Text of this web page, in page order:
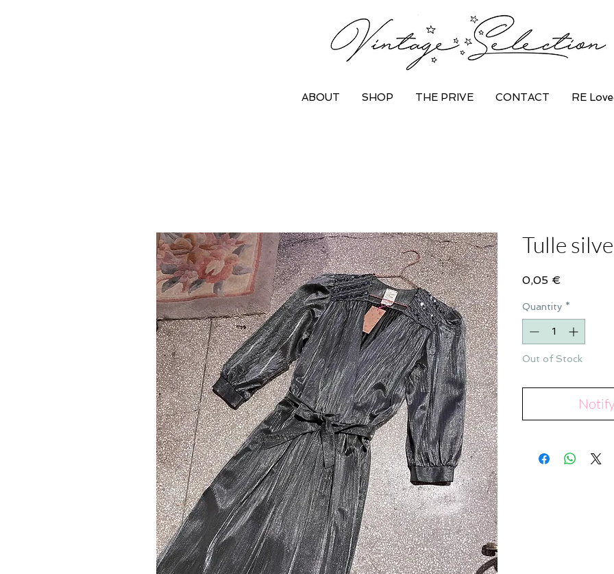
ABOUT SHOP THE PRIVE CONTACT RE
Tulle
0,05 €
Quantity *
Out of Stock